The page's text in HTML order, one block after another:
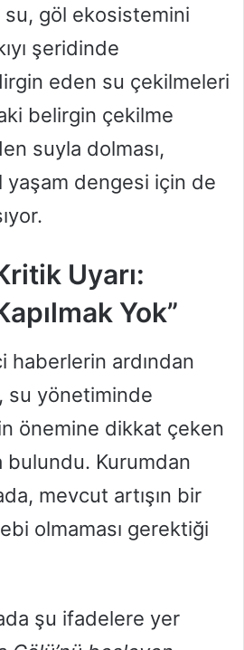
göl ekosistemini
şeridinde
eden su çekilmeleri
belirgin çekilme
suyla dolması,
yaşam dengesi için de
Uyarı:
Yok”
haberlerin ardından
su yönetiminde
önemine dikkat çeken
bulundu. Kurumdan
mevcut artışın bir
olmaması gerektiği
şu ifadelere yer